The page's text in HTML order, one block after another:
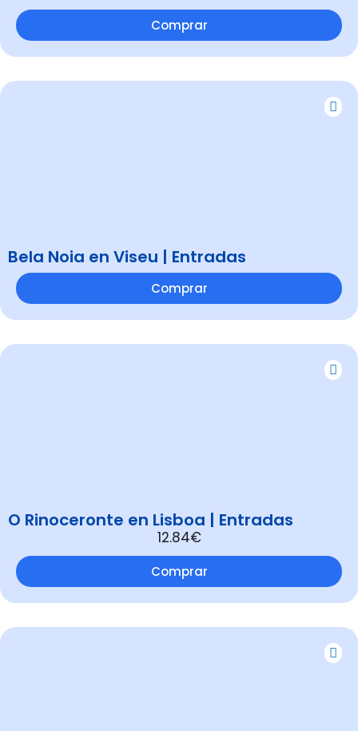
Comprar
Bela Noia en Viseu | Entradas
Comprar
O Rinoceronte en Lisboa | Entradas
12.84€
Comprar